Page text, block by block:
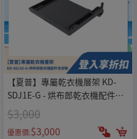
【夏普】專屬乾衣機層架 KD-
SDJ1E-G - 烘布郎乾衣機配件含
安裝
$3,000
優惠價:$3,000